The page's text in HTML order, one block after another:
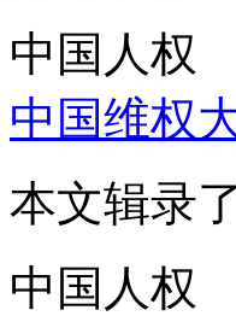
中国人权
中国维权
本文辑录
中国人权